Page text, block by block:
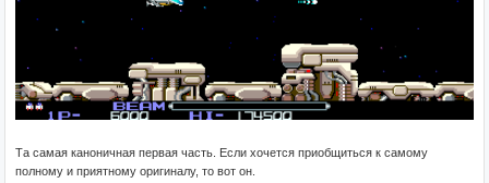
Та самая каноничная первая часть. Если хочется приобщиться к самому
полному и приятному оригиналу, то вот он.